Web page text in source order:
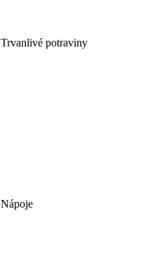
Trvanlivé potraviny
Nápoje